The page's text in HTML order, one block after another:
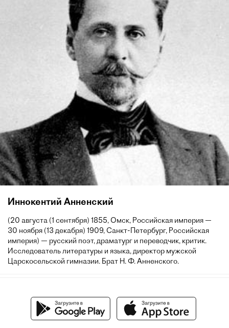
Иннокентий Анненский
(20 августа (1 сентября) 1855, Омск, Российская империя —
30 ноября (13 декабря) 1909, Санкт-Петербург, Российская
империя) — русский поэт, драматург и переводчик, критик.
Исследователь литературы и языка, директор мужской
Царскосельской гимназии. Брат Н. Ф. Анненского.